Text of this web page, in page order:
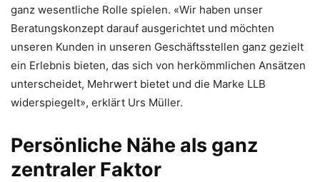
ganz wesentliche Rolle spielen. «Wir haben unser
Beratungskonzept darauf ausgerichtet und möchten
unseren Kunden in unseren Geschäftsstellen ganz gezielt
ein Erlebnis bieten, das sich von herkömmlichen Ansätzen
unterscheidet, Mehrwert bietet und die Marke LLB
widerspiegelt», erklärt Urs Müller.
Persönliche Nähe als ganz
zentraler Faktor